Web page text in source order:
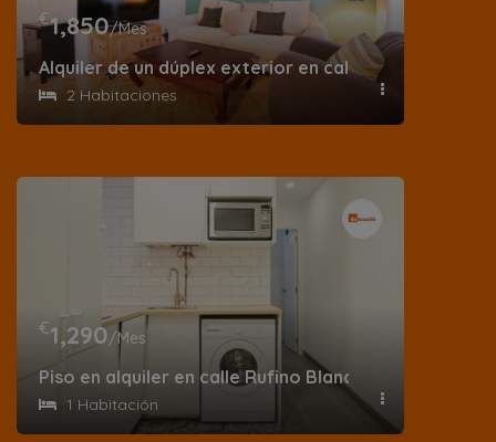
€1,850/Mes
Alquiler de un dúplex exterior en calle de la Palma
2 Habitaciones
€1,290/Mes
Piso en alquiler en calle Rufino Blanco
1 Habitación